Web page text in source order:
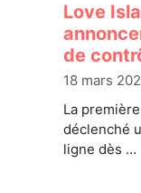
Love
de
18 mars
La
déclenché
ligne dès …